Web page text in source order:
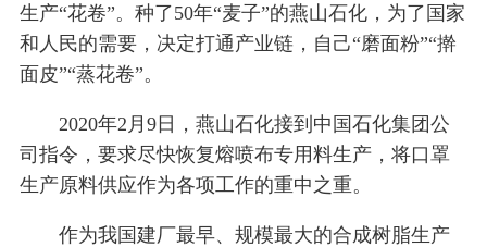
生产“花卷”。种了50年“麦子”的燕山石化，为了国家
和人民的需要，决定打通产业链，自己“磨面粉”“擀
面皮”“蒸花卷”。
2020年2月9日，燕山石化接到中国石化集团公
司指令，要求尽快恢复熔喷布专用料生产，将口罩
生产原料供应作为各项工作的重中之重。
作为我国建厂最早、规模最大的合成树脂生产